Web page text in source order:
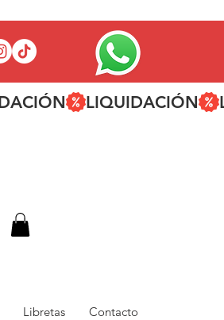
Libretas Contacto